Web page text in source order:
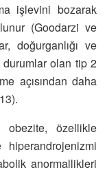
işlevini bozarak
(Goodarzi ve
doğurganlığı ve
durumlar olan tip 2
açısından daha
obezite, özellikle
anormallikleri